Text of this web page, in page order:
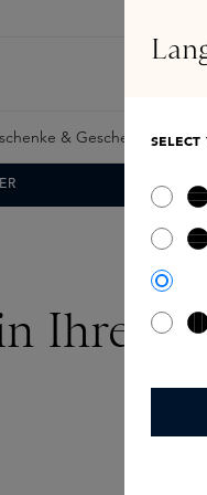
& Geschenkkarte
Ihrem